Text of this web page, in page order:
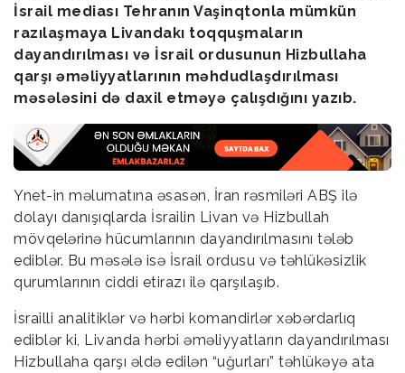
İsrail mediası Tehranın Vaşinqtonla mümkün
razılaşmaya Livandakı toqquşmaların
dayandırılması və İsrail ordusunun Hizbullaha
qarşı əməliyyatlarının məhdudlaşdırılması
məsələsini də daxil etməyə çalışdığını yazıb.
Ynet-in məlumatına əsasən, İran rəsmiləri ABŞ ilə
dolayı danışıqlarda İsrailin Livan və Hizbullah
mövqelərinə hücumlarının dayandırılmasını tələb
ediblər. Bu məsələ isə İsrail ordusu və təhlükəsizlik
qurumlarının ciddi etirazı ilə qarşılaşıb.
İsrailli analitiklər və hərbi komandirlər xəbərdarlıq
ediblər ki, Livanda hərbi əməliyyatların dayandırılması
Hizbullaha qarşı əldə edilən “uğurları” təhlükəyə ata